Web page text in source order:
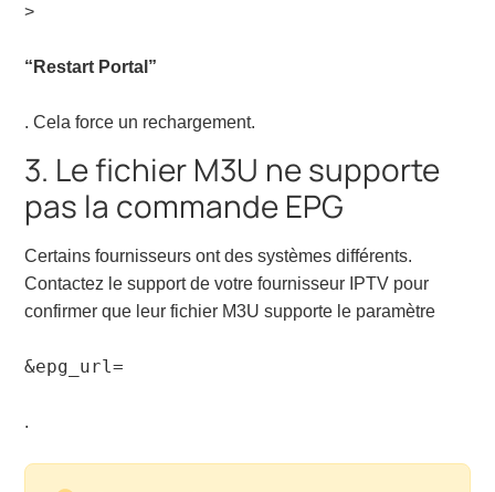
>
“Restart Portal”
. Cela force un rechargement.
3. Le fichier M3U ne supporte
pas la commande EPG
Certains fournisseurs ont des systèmes différents.
Contactez le support de votre fournisseur IPTV pour
confirmer que leur fichier M3U supporte le paramètre
&epg_url=
.